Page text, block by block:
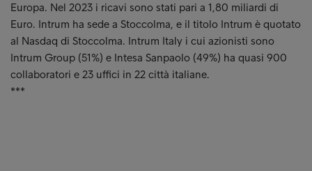
Europa. Nel 2023 i ricavi sono stati pari a 1,80 miliardi di
Euro. Intrum ha sede a Stoccolma, e il titolo Intrum è quotato
al Nasdaq di Stoccolma. Intrum Italy i cui azionisti sono
Intrum Group (51%) e Intesa Sanpaolo (49%) ha quasi 900
collaboratori e 23 uffici in 22 città italiane.
***